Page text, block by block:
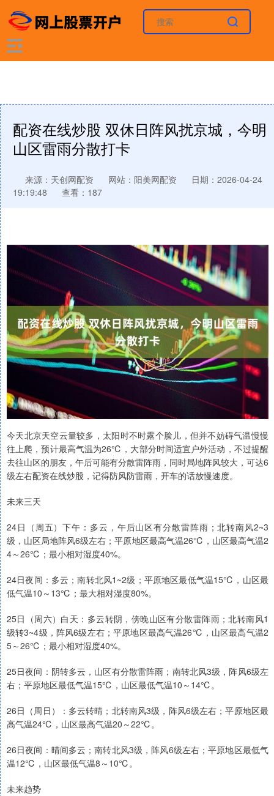
配资在线炒股 双休日阵风扰京城，今明
山区雷雨分散打卡
来源：天创网配资 网站：阳美网配资
日期：2026-04-24
19:19:48
查看：187
今天北京天空云量较多，太阳时不时露个脸儿，但并不妨碍气温慢慢
往上爬，预计最高气温为26℃，大部分时间适宜户外活动，不过提醒
去往山区的朋友，午后可能有分散雷阵雨，同时局地阵风较大，可达6
级左右配资在线炒股，记得防风防雷雨，开车的话放慢速度。
未来三天
24日（周五）下午：多云，午后山区有分散雷阵雨；北转南风2~3
级，山区局地阵风6级左右；平原地区最高气温26℃，山区最高气温2
4～26℃；最小相对湿度40%。
24日夜间：多云；南转北风1~2级；平原地区最低气温15℃，山区最
低气温10～13℃；最大相对湿度80%。
25日（周六）白天：多云转阴，傍晚山区有分散雷阵雨；北转南风1
级转3~4级，阵风6级左右；平原地区最高气温26℃，山区最高气温2
5～26℃；最小相对湿度40%。
25日夜间：阴转多云，山区有分散雷阵雨；南转北风3级，阵风6级左
右；平原地区最低气温15℃，山区最低气温10～14℃。
26日（周日）：多云转晴；北转南风3级，阵风6级左右；平原地区最
高气温24℃，山区最高气温20～22℃。
26日夜间：晴间多云；南转北风3级，阵风6级左右；平原地区最低气
温12℃，山区最低气温8～10℃。
未来趋势